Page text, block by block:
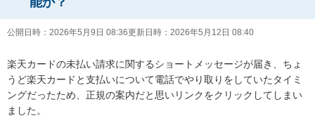
公開日時： 2026年5月9日 08:36更新日時： 2026年5月12日 08:40
楽天カードの未払い請求に関するショートメッセージが届き、ちょ
うど楽天カードと支払いについて電話でやり取りをしていたタイミ
ングだったため、正規の案内だと思いリンクをクリックしてしまい
ました。